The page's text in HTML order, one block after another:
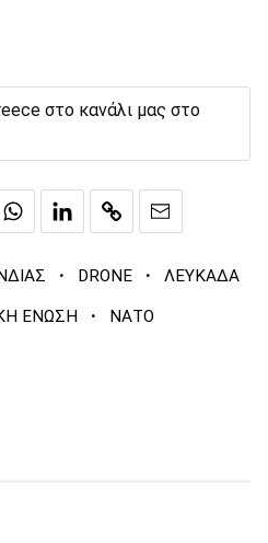
στο κανάλι μας στο
· DRONE · ΛΕΥΚΑΔΑ
ΕΝΩΣΗ · ΝΑΤΟ